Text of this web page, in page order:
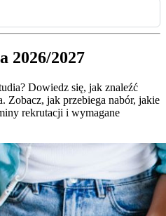
2026/2027
Dowiedz się, jak znaleźć
Zobacz, jak przebiega nabór, jakie
rekrutacji i wymagane